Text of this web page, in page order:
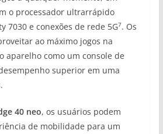
o processador ultrarrápido
7030 e conexões de rede 5G7. Os
ao máximo jogos na
aparelho como um console de
superior em uma
40 neo, os usuários podem
de mobilidade para um